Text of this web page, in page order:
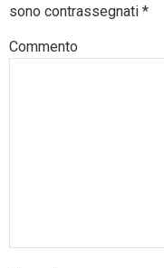
sono contrassegnati *
Commento